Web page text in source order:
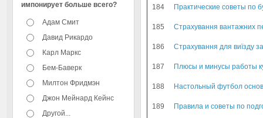
импонирует больше всего?
Адам Смит
Давид Рикардо
Карл Маркс
Бем-Баверк
Милтон Фридмэн
Джон Мейнард Кейнс
Другой...
184 Практические советы по
185 Страхування вантажних
186 Страхування для виїзду
187 Плюсы и минусы работы
188 Настольный футбол
189 Правила и советы по